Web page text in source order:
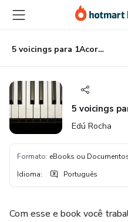
para
conteúdo
principal
para
pagamento
para
rodapé
5 voicings para 1Acorde
5 voicings
Edú Rocha
Formato: eBooks ou
Idioma: Português
Com esse e book você